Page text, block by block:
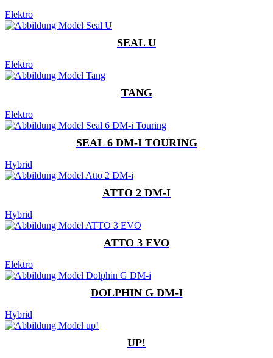
Elektro
SEAL U
Elektro
TANG
Elektro
SEAL 6 DM-I TOURING
Hybrid
ATTO 2 DM-I
Hybrid
ATTO 3 EVO
Elektro
DOLPHIN G DM-I
Hybrid
UP!